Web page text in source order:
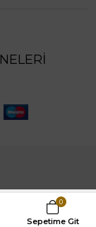
0
Sepetime Git